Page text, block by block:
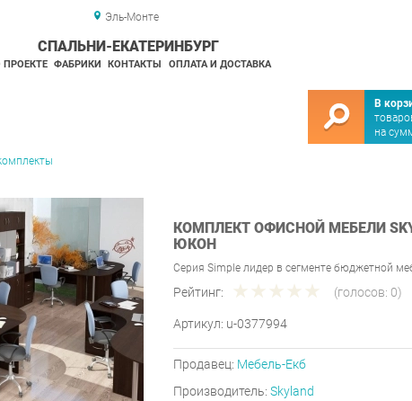
Эль-Монте
СПАЛЬНИ-ЕКАТЕРИНБУРГ
ПРОЕКТЕ ФАБРИКИ КОНТАКТЫ ОПЛАТА И ДОСТАВКА
В
на
КОМПЛЕКТ ОФИСНОЙ МЕБЕЛИ
ЮКОН
Серия Simple лидер в сегменте бюджетной
Рейтинг: (голосов: 0)
Артикул: u-0377994
Продавец: Мебель-Екб
Производитель: Skyland